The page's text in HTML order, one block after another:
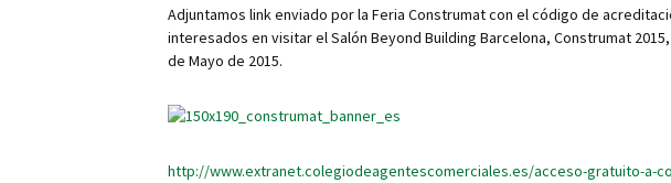
p
p
m
Adjuntamos link enviado por la Feria Construmat con el código de
interesados en visitar el Salón Beyond Building Barcelona, Construmat
de Mayo de 2015.
http://www.extranet.colegiodeagentescomerciales.es/acceso-gratuito-a-